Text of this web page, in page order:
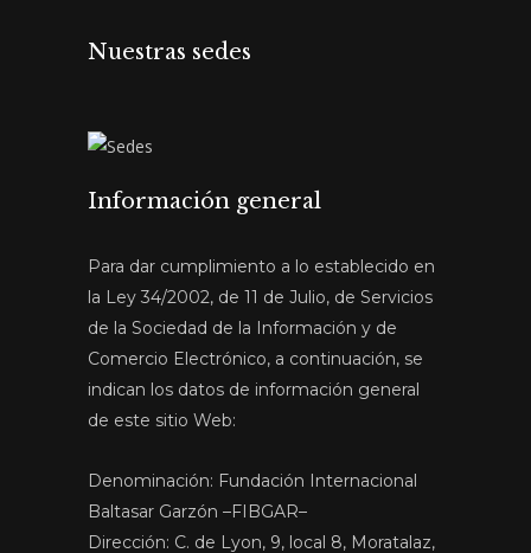
Nuestras sedes
Información general
Para dar cumplimiento a lo establecido en
la Ley 34/2002, de 11 de Julio, de Servicios
de la Sociedad de la Información y de
Comercio Electrónico, a continuación, se
indican los datos de información general
de este sitio Web:
Denominación: Fundación Internacional
Baltasar Garzón –FIBGAR–
Dirección: C. de Lyon, 9, local 8, Moratalaz,